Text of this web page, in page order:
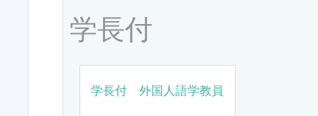
学長付
学長付 外国人語学教員